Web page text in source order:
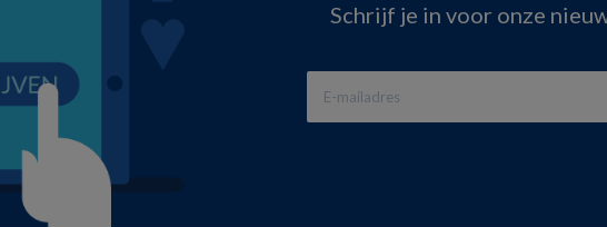
Schrijf je in voor onze